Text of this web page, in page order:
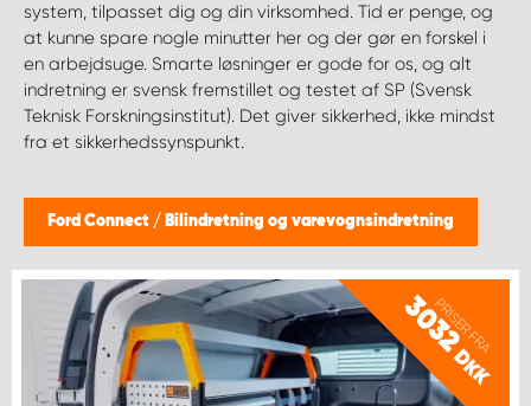
system, tilpasset dig og din virksomhed. Tid er penge, og
at kunne spare nogle minutter her og der gør en forskel i
en arbejdsuge. Smarte løsninger er gode for os, og alt
indretning er svensk fremstillet og testet af SP (Svensk
Teknisk Forskningsinstitut). Det giver sikkerhed, ikke mindst
fra et sikkerhedssynspunkt.
Ford Connect / Bilindretning og varevognsindretning
PRISER FRA
3032
DKK